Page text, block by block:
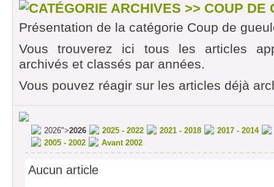
CATÉGORIE ARCHIVES >> COUP DE
Présentation de la catégorie Coup de
Vous trouverez ici tous les articles
archivés et classés par années.
Vous pouvez réagir sur les articles déjà
2026">2026 2025 - 2022 2021 - 2018
2017 - 2014
2005 - 2002
Avant 2002
Aucun article